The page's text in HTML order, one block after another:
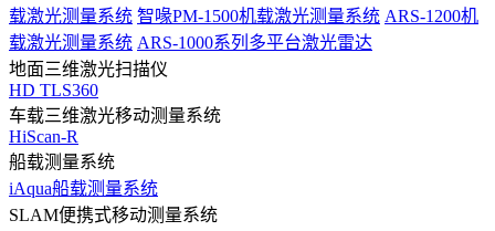
载激光测量系统 智喙PM-1500机载激光测量系统 ARS-1200机
载激光测量系统 ARS-1000系列多平台激光雷达
地面三维激光扫描仪
HD TLS360
车载三维激光移动测量系统
HiScan-R
船载测量系统
iAqua船载测量系统
SLAM便携式移动测量系统